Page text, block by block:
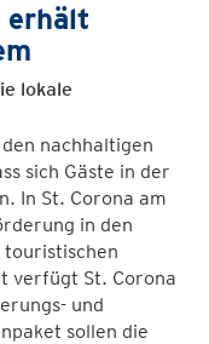
erhält
lokale
nachhaltigen
sich Gäste in der
In St. Corona am
in den
verfügt St. Corona
und
sollen die